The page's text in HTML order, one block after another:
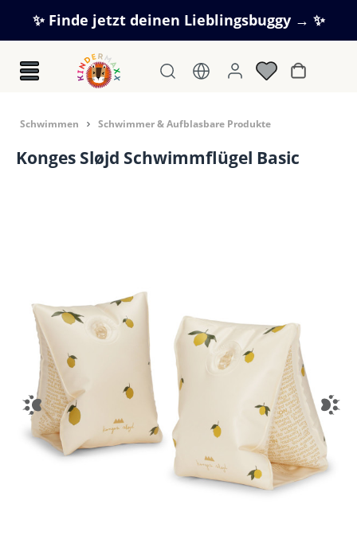
Zum Hauptinhalt springen
✨ Finde jetzt deinen Lieblingsbuggy → ✨
Schwimmen Schwimmer & Aufblasbare Produkte
Konges Sløjd Schwimmflügel Basic